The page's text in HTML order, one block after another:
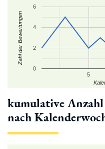
5
0
2
4
6
Zahl der Bewertungen
kumulative
nach